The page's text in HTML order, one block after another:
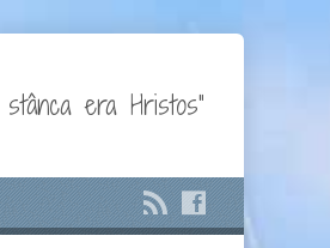
era Hristos"